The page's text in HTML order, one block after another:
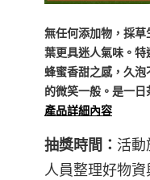
無任何添加物，採
葉更具迷人氣味。
蜂蜜香甜之感，久
的微笑一般。是一日
產品詳細內容
抽獎時間： 活動
人員整理好物